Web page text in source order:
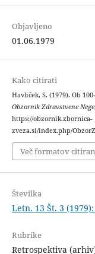
Objavljeno
01.06.1979
Kako citirati
Havliček, S. (1979). Ob
Obzornik Zdravstvene Nege,
https://obzornik.zbornica-
zveza.si/index.php/
Več formatov
Številka
Letn. 13 Št. 3
Rubrike
Retrospektiva